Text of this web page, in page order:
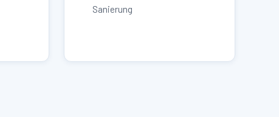
Sanierung